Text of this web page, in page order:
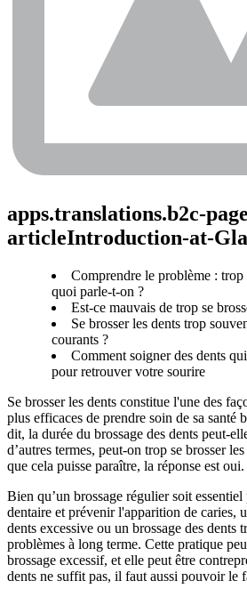
apps.translations.b2c-
articleIntroduction-at-
Comprendre le problème : trop
quoi parle-t-on ?
Est-ce mauvais de trop se
Se brosser les dents trop
courants ?
Comment soigner des dents
pour retrouver votre sourire
Se brosser les dents constitue l'une des
plus efficaces de prendre soin de sa santé
dit, la durée du brossage des dents peut-
d’autres termes, peut-on trop se brosser
que cela puisse paraître, la réponse est oui.
Bien qu’un brossage régulier soit
dentaire et prévenir l'apparition de caries,
dents excessive ou un brossage des dents
problèmes à long terme. Cette pratique
brossage excessif, et elle peut être
dents ne suffit pas, il faut aussi pouvoir le